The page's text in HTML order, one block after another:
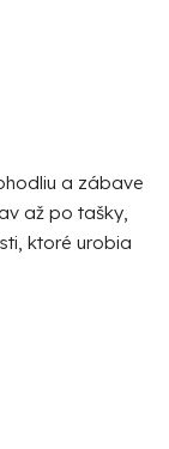
a zábave
až po tašky,
ktoré urobia